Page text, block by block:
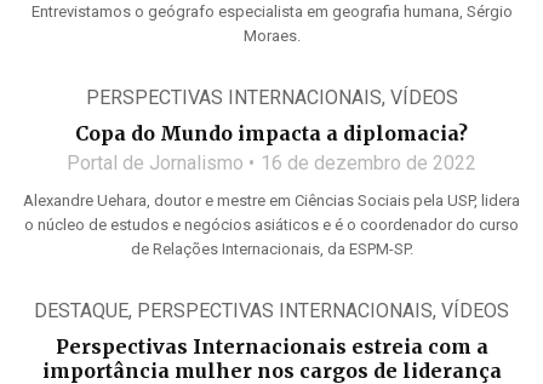
Entrevistamos o geógrafo especialista em geografia humana, Sérgio
Moraes.
PERSPECTIVAS INTERNACIONAIS, VÍDEOS
Copa do Mundo impacta a diplomacia?
Portal de Jornalismo 16 de dezembro de 2022
Alexandre Uehara, doutor e mestre em Ciências Sociais pela USP, lidera
o núcleo de estudos e negócios asiáticos e é o coordenador do curso
de Relações Internacionais, da ESPM-SP.
DESTAQUE, PERSPECTIVAS INTERNACIONAIS, VÍDEOS
Perspectivas Internacionais estreia com a
importância mulher nos cargos de liderança